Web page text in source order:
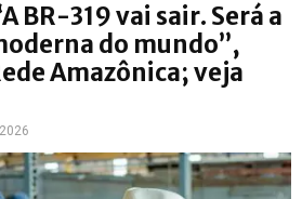
BR-319 vai sair. Será a
do mundo”,
Amazônica; veja